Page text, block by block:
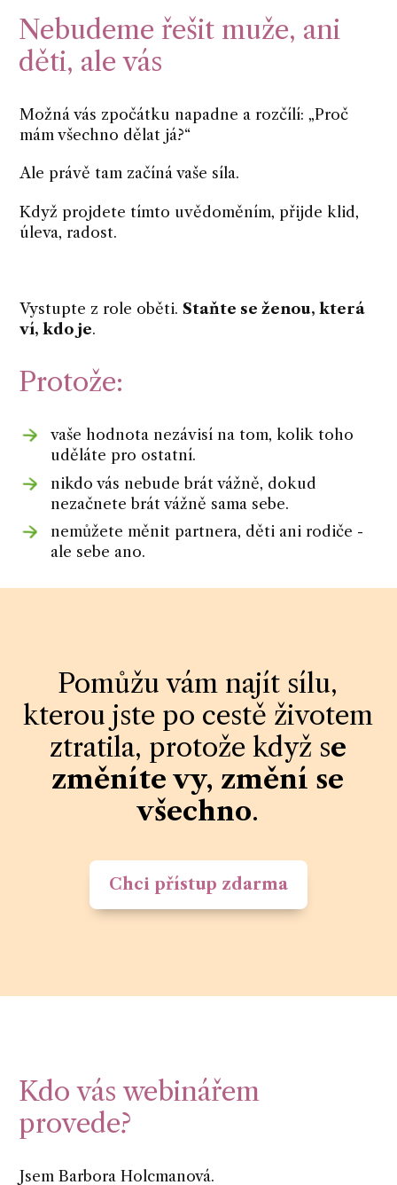
Nebudeme řešit muže, ani
děti, ale vás
Možná vás zpočátku napadne a rozčílí: „Proč
mám všechno dělat já?“
Ale právě tam začíná vaše síla.
Když projdete tímto uvědoměním, přijde klid,
úleva, radost.
Vystupte z role oběti.Staňte se ženou, která
ví, kdo je.
Protože:
vaše hodnota nezávisí na tom, kolik toho
uděláte pro ostatní.
nikdo vás nebude brát vážně, dokud
nezačnete brát vážně sama sebe.
nemůžete měnit partnera, děti ani rodiče -
ale sebe ano.
Pomůžu vám najít sílu,
kterou jste po cestě životem
ztratila, protože když se
změníte vy, změní se
všechno.
Chci přístup zdarma
Kdo vás webinářem
provede?
Jsem Barbora Holcmanová.